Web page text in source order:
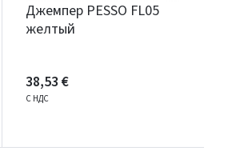
Джемпер PESSO FL05
желтый
38,53 €
С НДС